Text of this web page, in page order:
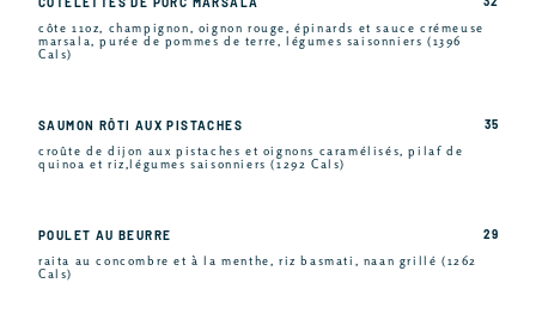
côte 11oz, champignon, oignon rouge, épinards et sauce crémeuse
marsala, purée de pommes de terre, légumes saisonniers (1396
Cals)
SAUMON RÔTI AUX PISTACHES
croûte de dijon aux pistaches et oignons caramélisés, pilaf de
quinoa et riz,légumes saisonniers (1292 Cals)
35
POULET AU BEURRE
raita au concombre et à la menthe, riz basmati, naan grillé (1262
Cals)
29